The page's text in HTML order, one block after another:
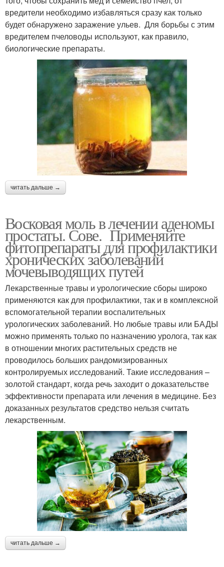
вредители необходимо избавляться сразу как только
будет обнаружено заражение ульев. Для борьбы с этим
вредителем пчеловоды используют, как правило,
биологические препараты.
читать дальше →
Восковая моль в лечении аденомы
простаты. Сове. Применяйте
фитопрепараты для профилактики
хронических заболеваний
мочевыводящих путей
Лекарственные травы и урологические сборы широко
применяются как для профилактики, так и в комплексной
вспомогательной терапии воспалительных
урологических заболеваний. Но любые травы или БАДЫ
можно применять только по назначению уролога, так как
в отношении многих растительных средств не
проводилось больших рандомизированных
контролируемых исследований. Такие исследования –
золотой стандарт, когда речь заходит о доказательстве
эффективности препарата или лечения в медицине. Без
доказанных результатов средство нельзя считать
лекарственным.
читать дальше →